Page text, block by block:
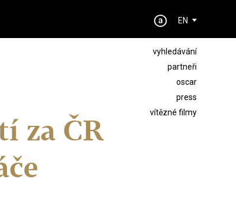
EN
vyhledávání
partneři
oscar
press
vítězné filmy
za ČR